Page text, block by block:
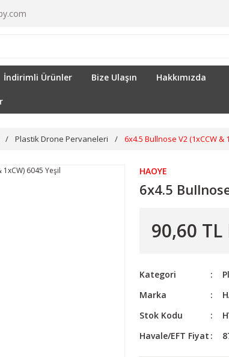
İndirimli Ürünler Bize Ulaşın Hakkımızda
Plastik Drone Pervaneleri 6x4.5 Bullnose V2 (1xCCW &
HAOYE
6x4.5
90,60
Kategori
Marka
Stok Kodu
Havale/EFT Fiyat